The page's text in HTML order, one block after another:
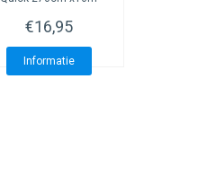
€16,95
Informatie